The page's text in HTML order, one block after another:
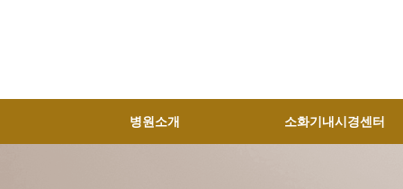
병원소개 소화기내시경센터